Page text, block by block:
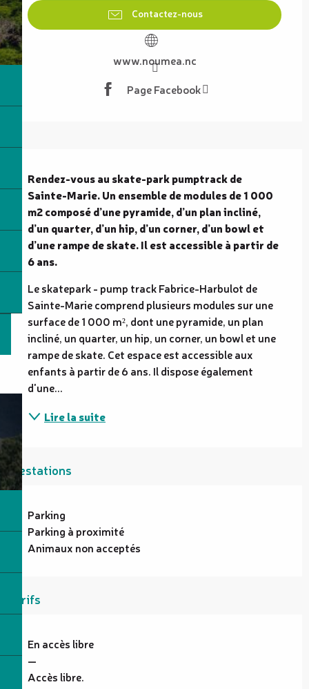
Contactez-nous
www.noumea.nc
Page Facebook
Rendez-vous au skate-park pumptrack de
Sainte-Marie. Un ensemble de modules de 1 000
m2 composé d’une pyramide, d’un plan incliné,
d’un quarter, d’un hip, d’un corner, d’un bowl et
d’une rampe de skate. Il est accessible à partir de
6 ans.
Le skatepark - pump track Fabrice-Harbulot de
Sainte-Marie comprend plusieurs modules sur une
surface de 1 000 m², dont une pyramide, un plan
incliné, un quarter, un hip, un corner, un bowl et une
rampe de skate. Cet espace est accessible aux
enfants à partir de 6 ans. Il dispose également
d'une...
Lire la suite
Prestations
Parking
Parking à proximité
Animaux non acceptés
Tarifs
En accès libre
—
Accès libre.